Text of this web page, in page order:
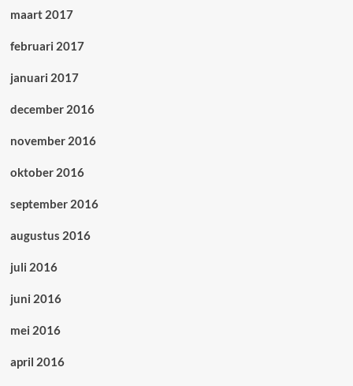
maart 2017
februari 2017
januari 2017
december 2016
november 2016
oktober 2016
september 2016
augustus 2016
juli 2016
juni 2016
mei 2016
april 2016